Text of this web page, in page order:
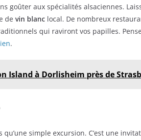
goûter aux spécialités alsaciennes.
de vin blanc local. De nombreux
qui raviront vos papilles.
.
Island à Dorlisheim près de
simple excursion. C’est une